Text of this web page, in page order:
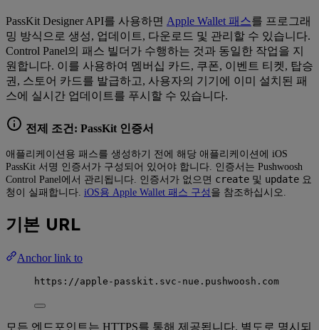
PassKit Designer API를 사용하면 Apple Wallet 패스를 프로그래
밍 방식으로 생성, 업데이트, 다운로드 및 관리할 수 있습니다.
Control Panel의 패스 빌더가 수행하는 것과 동일한 작업을 지
원합니다. 이를 사용하여 멤버십 카드, 쿠폰, 이벤트 티켓, 탑승
권, 스토어 카드를 발급하고, 사용자의 기기에 이미 설치된 패
스에 실시간 업데이트를 푸시할 수 있습니다.
전제 조건: PassKit 인증서
애플리케이션용 패스를 생성하기 전에 해당 애플리케이션에 iOS
PassKit 서명 인증서가 구성되어 있어야 합니다. 인증서는 Pushwoosh
Control Panel에서 관리됩니다. 인증서가 없으면 create 및 update 요
청이 실패합니다. iOS용 Apple Wallet 패스 구성 을 참조하십시오.
기본 URL
Anchor link to
https://apple-passkit.svc-nue.pushwoosh.com
모든 엔드포인트는 HTTPS를 통해 제공됩니다. 별도로 명시되